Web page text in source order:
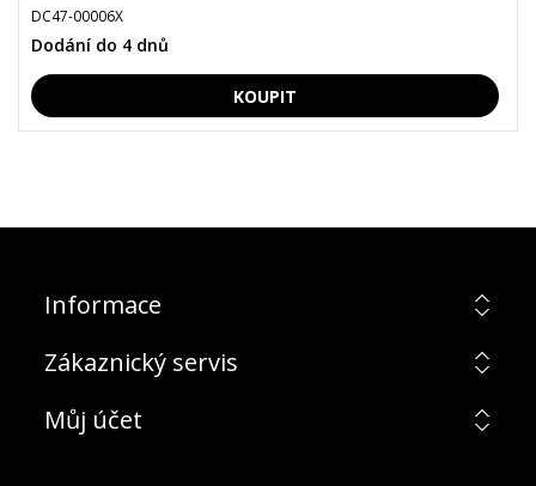
DC47-00006X
Dodání do 4 dnů
Informace
Zákaznický servis
Můj účet